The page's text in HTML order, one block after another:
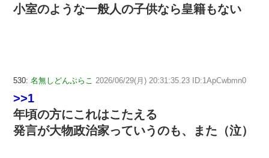
小室のような一般人の子供なら皇籍もない
530: 名無しどんぶらこ 2026/06/29(月) 20:31:35.23 ID:1ApCwbmn0
>>1
年頃の方にこれはこたえる
発言が大物政治家っていうのも、また（泣）